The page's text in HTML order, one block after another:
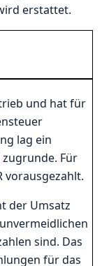
erstattet.
und hat für
lag ein
zugrunde. Für
vorausgezahlt.
der Umsatz
sind. Das
für das